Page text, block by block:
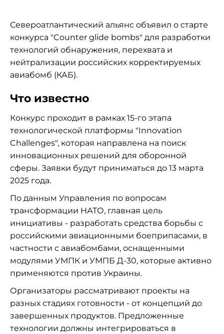
Североатлантический альянс объявил о старте
конкурса "Counter glide bombs" для разработки
технологий обнаружения, перехвата и
нейтрализации российских корректируемых
авиабомб (КАБ).
Что известно
Конкурс проходит в рамках 15-го этапа
технологической платформы "Innovation
Challenges", которая направлена на поиск
инновационных решений для оборонной
сферы. Заявки будут приниматься до 13 марта
2025 года.
По данным Управления по вопросам
трансформации НАТО, главная цель
инициативы - разработать средства борьбы с
российскими авиационными боеприпасами, в
частности с авиабомбами, оснащенными
модулями УМПК и УМПБ Д-30, которые активно
применяются против Украины.
Организаторы рассматривают проекты на
разных стадиях готовности - от концепций до
завершенных продуктов. Предложенные
технологии должны интегрироваться в